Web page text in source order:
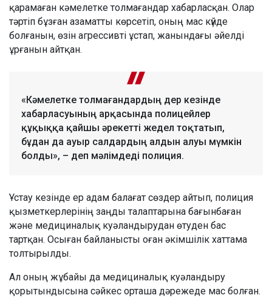
қарамаған кәмелетке толмағандар хабарласқан. Олар
тәртіп бұзған азаматты көрсетіп, оның мас күйде
болғанын, өзін агрессивті ұстап, жанындағы әйелді
ұрғанын айтқан.
«Кәмелетке толмағандардың дер кезінде
хабарласуының арқасында полицейлер
құқыққа қайшы әрекетті жедел тоқтатып,
бұдан да ауыр салдардың алдын алуы мүмкін
болды», – деп мәлімдеді полиция.
Ұстау кезінде ер адам балағат сөздер айтып, полиция
қызметкерлерінің заңды талаптарына бағынбаған
және медициналық куәландырудан өтуден бас
тартқан. Осыған байланысты оған әкімшілік хаттама
толтырылды.
Ал оның жұбайы да медициналық куәландыру
қорытындысына сәйкес орташа дәрежеде мас болған.